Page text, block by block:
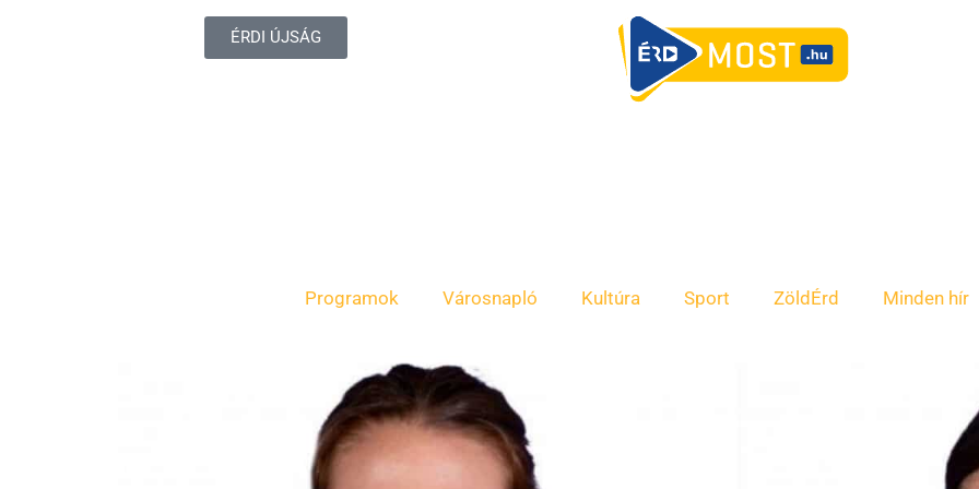
ÉRDI ÚJSÁG
Programok Városnapló Kultúra Sport ZöldÉrd Minden hír